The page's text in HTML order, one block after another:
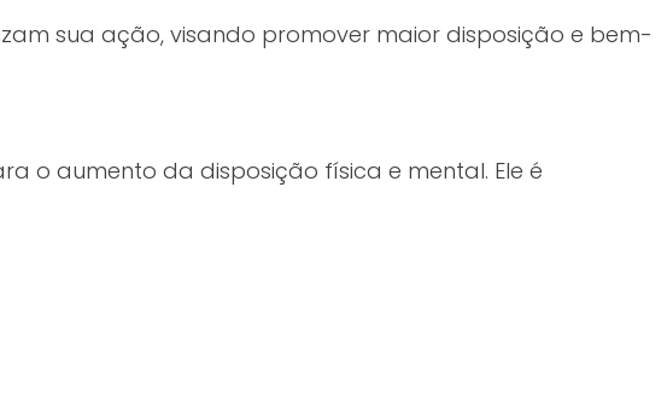
sua ação, visando promover maior disposição e bem-
o aumento da disposição física e mental. Ele é